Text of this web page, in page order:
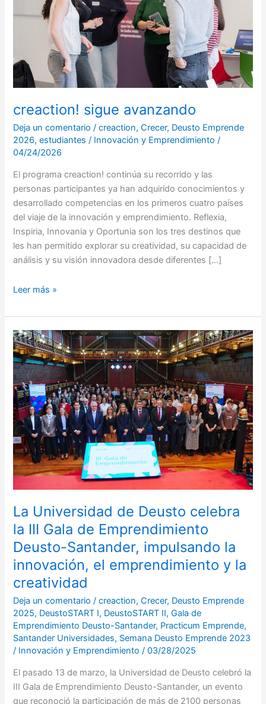
creaction! sigue avanzando
Deja un comentario /creaction,Crecer, Deusto Emprende
2026,estudiantes / Innovación y Emprendimiento/
04/24/2026
El programa creaction! continúa su recorrido y las
personas participantes ya han adquirido conocimientos y
desarrollado competencias en los primeros cuatro países
del viaje de la innovación y emprendimiento. Reflexia,
Inspiria, Innovania y Oportunia son los tres destinos que
les han permitido explorar su creatividad, su capacidad de
análisis y su visión innovadora desde diferentes […]
Leer más »
La Universidad de Deusto celebra
la III Gala de Emprendimiento
Deusto-Santander, impulsando la
innovación, el emprendimiento y la
creatividad
Deja un comentario /creaction,Crecer, Deusto Emprende
2025, DeustoSTART I, DeustoSTART II,Gala de
Emprendimiento Deusto-Santander, Practicum Emprende,
Santander Universidades, Semana Deusto Emprende 2023
/ Innovación y Emprendimiento /03/28/2025
El pasado 13 de marzo, la Universidad de Deusto celebró la
III Gala de Emprendimiento Deusto-Santander, un evento
que reconoció la participación de más de 2100 personas
La
Universidad
de
Deusto
celebra
la
III
Gala
de
Emprendimiento
Deusto-
Santander,
impulsando
la
innovación,
el
emprendimiento
y
creatividad